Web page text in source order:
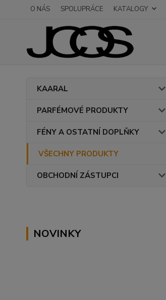
O NÁS SPOLUPRÁCE KATALOGY
KAARAL
PARFÉMOVÉ PRODUKTY
FÉNY A OSTATNÍ DOPLŇKY
VŠECHNY PRODUKTY
OBCHODNÍ ZÁSTUPCI
NOVINKY